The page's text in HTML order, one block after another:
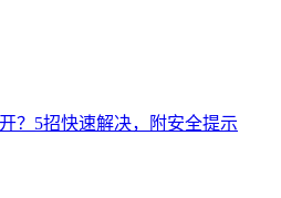
？5招快速解决，附安全提示